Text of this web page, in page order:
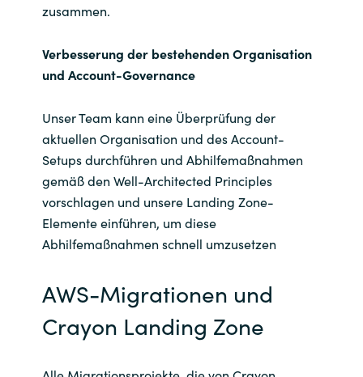
zusammen.
Verbesserung der bestehenden Organisation
und Account-Governance
Unser Team kann eine Überprüfung der
aktuellen Organisation und des Account-
Setups durchführen und Abhilfemaßnahmen
gemäß den Well-Architected Principles
vorschlagen und unsere Landing Zone-
Elemente einführen, um diese
Abhilfemaßnahmen schnell umzusetzen
AWS-Migrationen und
Crayon Landing Zone